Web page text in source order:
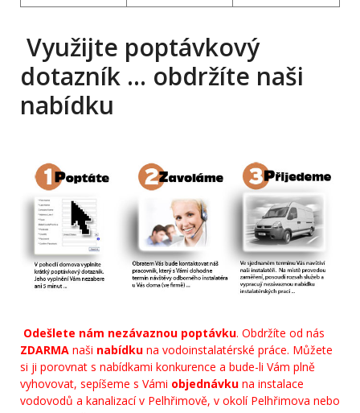
Využijte poptávkový
dotazník … obdržíte naši
nabídku
Odešlete nám nezávaznou poptávku. Obdržíte od nás
ZDARMA naši nabídku na vodoinstalatérské práce. Můžete
si ji porovnat s nabídkami konkurence a bude-li Vám plně
vyhovovat, sepíšeme s Vámi objednávku na instalace
vodovodů a kanalizací v Pelhřimově, v okolí Pelhřimova nebo